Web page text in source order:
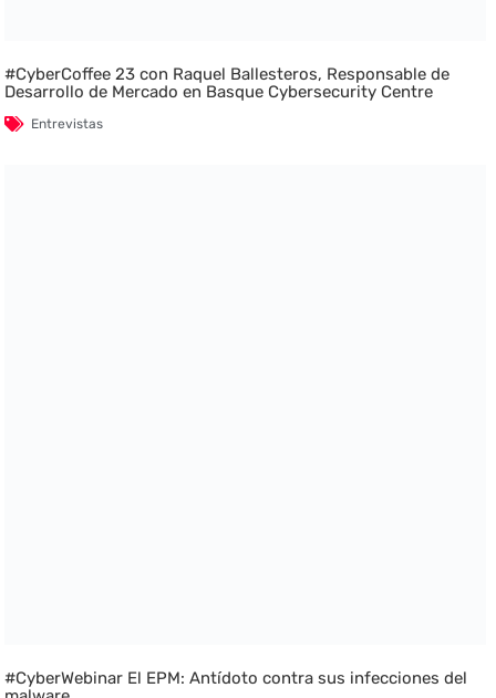
#CyberCoffee 23 con Raquel Ballesteros, Responsable de
Desarrollo de Mercado en Basque Cybersecurity Centre
Entrevistas
#CyberWebinar El EPM: Antídoto contra sus infecciones del